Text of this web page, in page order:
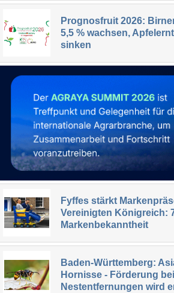
Prognosfruit 2026:
5,5 % wachsen,
sinken
Fyffes stärkt
Vereinigten Königreich:
Markenbekanntheit
Baden-Württemberg:
Hornisse - Förderung bei
Nestentfernungen wird